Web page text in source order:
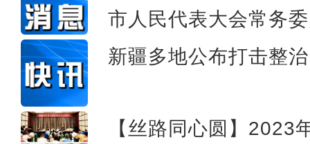
市人民代表大会常务
新疆多地公布打击整
【丝路同心圆】2023
新疆沙雅：首届“最美村歌